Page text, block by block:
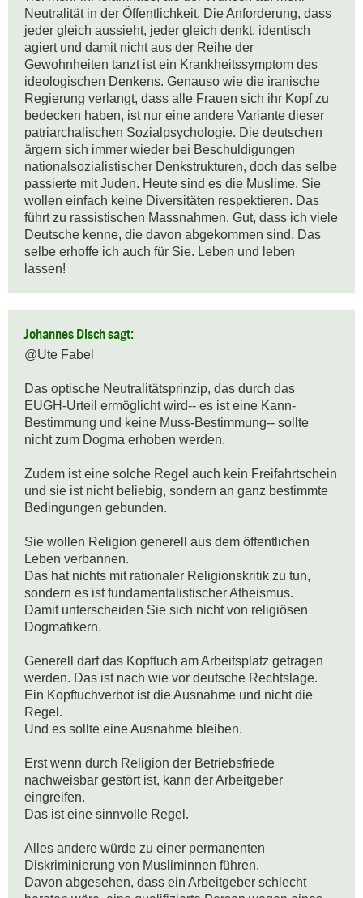
Neutralität in der Öffentlichkeit. Die Anforderung, dass
jeder gleich aussieht, jeder gleich denkt, identisch
agiert und damit nicht aus der Reihe der
Gewohnheiten tanzt ist ein Krankheitssymptom des
ideologischen Denkens. Genauso wie die iranische
Regierung verlangt, dass alle Frauen sich ihr Kopf zu
bedecken haben, ist nur eine andere Variante dieser
patriarchalischen Sozialpsychologie. Die deutschen
ärgern sich immer wieder bei Beschuldigungen
nationalsozialistischer Denkstrukturen, doch das selbe
passierte mit Juden. Heute sind es die Muslime. Sie
wollen einfach keine Diversitäten respektieren. Das
führt zu rassistischen Massnahmen. Gut, dass ich viele
Deutsche kenne, die davon abgekommen sind. Das
selbe erhoffe ich auch für Sie. Leben und leben
lassen!
Johannes Disch sagt:
@Ute Fabel
Das optische Neutralitätsprinzip, das durch das
EUGH-Urteil ermöglicht wird-- es ist eine Kann-
Bestimmung und keine Muss-Bestimmung-- sollte
nicht zum Dogma erhoben werden.
Zudem ist eine solche Regel auch kein Freifahrtschein
und sie ist nicht beliebig, sondern an ganz bestimmte
Bedingungen gebunden.
Sie wollen Religion generell aus dem öffentlichen
Leben verbannen.
Das hat nichts mit rationaler Religionskritik zu tun,
sondern es ist fundamentalistischer Atheismus.
Damit unterscheiden Sie sich nicht von religiösen
Dogmatikern.
Generell darf das Kopftuch am Arbeitsplatz getragen
werden. Das ist nach wie vor deutsche Rechtslage.
Ein Kopftuchverbot ist die Ausnahme und nicht die
Regel.
Und es sollte eine Ausnahme bleiben.
Erst wenn durch Religion der Betriebsfriede
nachweisbar gestört ist, kann der Arbeitgeber
eingreifen.
Das ist eine sinnvolle Regel.
Alles andere würde zu einer permanenten
Diskriminierung von Musliminnen führen.
Davon abgesehen, dass ein Arbeitgeber schlecht